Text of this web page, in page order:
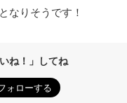
なりそうです！
ね！」してね